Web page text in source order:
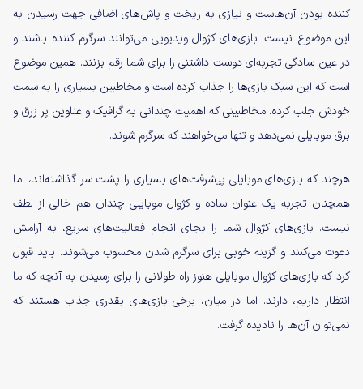
کننده بودن آن‌هاست و نیازی به ریخت و پاش‌های اضافی جهت رسیدن به
این موضوع نیست. بازی‌های کژوال ویدیویی می‌توانند سرگرم کننده باشند و
در عین سادگی تجربه‌ای دوست داشتنی را برای شما رقم بزنند. همین موضوع
است که این سبک بازی‌ها را جذاب کرده است و مخاطبین بسیاری را به سمت
خودش جلب کرده. مخاطبینی که اهمیت چندانی به گرافیک و عناوین پر زرق و
برق موبایلی نمی‌دهد و تنها می‌خواهند که سرگرم شوند.
هرچند که بازی‌های موبایلی پیشرفت‌های بسیاری را پشت سر گذاشته‌اند، اما
همچنان تجربه یک عنوان ساده و کژوال موبایلی چندان هم خالی از لطف
نیست. بازی‌های کژوال شما را بجای انجام فعالیت‌های سریع، به آرامش
دعوت می‌کنند و گزینه‌ خوبی برای سرگرم شدن محسوب می‌شوند. باید قبول
کرد که بازی‌های کژوال موبایلی هنوز راه طولانی را برای رسیدن به آنچه که ما
انتظار داریم، دارند. اما در میان، برخی بازی‌های بقدری جذاب هستند که
نمی‌توان آن‌ها را نادیده گرفت.